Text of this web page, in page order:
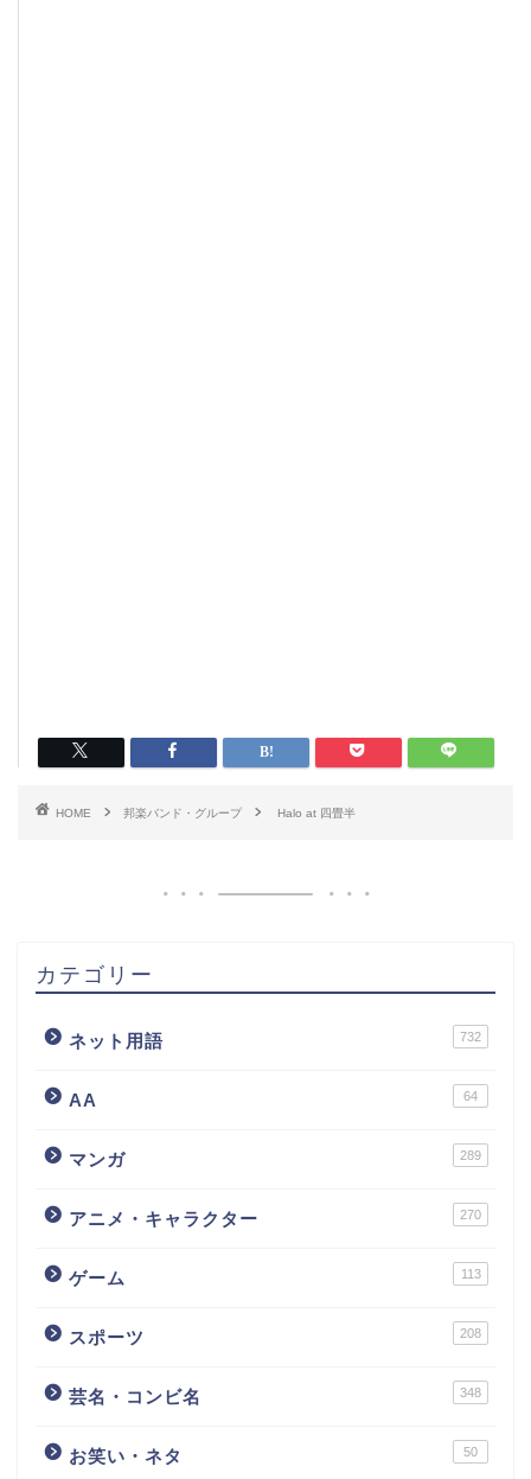
HOME 邦楽バンド・グループ Halo at 四畳半
カテゴリー
ネット用語 732
AA 64
マンガ 289
アニメ・キャラクター 270
ゲーム 113
スポーツ 208
芸名・コンビ名 348
お笑い・ネタ 50